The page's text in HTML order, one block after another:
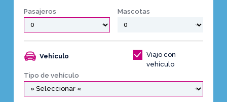
Pasajeros Mascotas
Vehículo
Viajo con
vehículo
Tipo de vehículo